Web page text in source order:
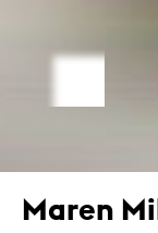
Maren